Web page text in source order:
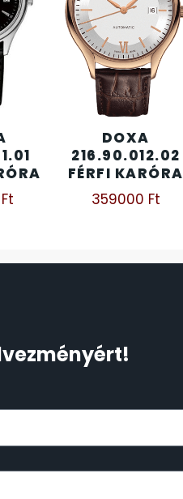
Ft
DOXA
216.90.012.02
FÉRFI KARÓRA
359000 Ft